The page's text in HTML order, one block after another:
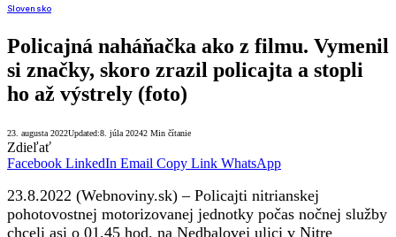
Slovensko
Policajná naháňačka ako z filmu. Vymenil
si značky, skoro zrazil policajta a stopli
ho až výstrely (foto)
23. augusta 2022Updated:8. júla 20242 Min čítanie
Zdieľať
Facebook LinkedIn Email Copy Link WhatsApp
23.8.2022 (Webnoviny.sk) – Policajti nitrianskej
pohotovostnej motorizovanej jednotky počas nočnej služby
chceli asi o 01.45 hod. na Nedbalovej ulici v Nitre